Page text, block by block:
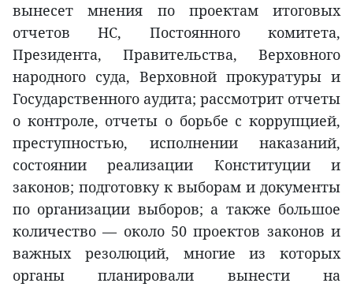
вынесет мнения по проектам итоговых
отчетов НС, Постоянного комитета,
Президента, Правительства, Верховного
народного суда, Верховной прокуратуры и
Государственного аудита; рассмотрит отчеты
о контроле, отчеты о борьбе с коррупцией,
преступностью, исполнении наказаний,
состоянии реализации Конституции и
законов; подготовку к выборам и документы
по организации выборов; а также большое
количество — около 50 проектов законов и
важных резолюций, многие из которых
органы планировали вынести на